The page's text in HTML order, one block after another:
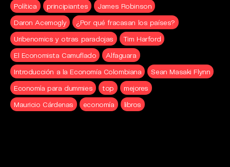
Política
principiantes
James Robinson
Daron Acemogly
¿Por qué fracasan los países?
Uribenomics y otras paradojas
Tim Harford
El Economista Camuflado
Alfaguara
Introducción a la Economía Colombiana
Sean Masaki Flynn
Economía para dummies
top
mejores
Mauricio Cárdenas
economía libros